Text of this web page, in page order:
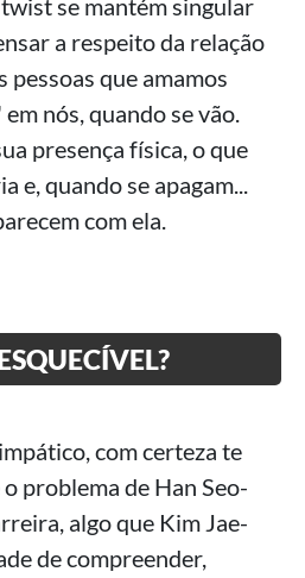
se mantém singular
a respeito da relação
pessoas que amamos
nós, quando se vão.
presença física, o que
e, quando se apagam...
com ela.
com certeza te
problema de Han Seo-
algo que Kim Jae-
de compreender,